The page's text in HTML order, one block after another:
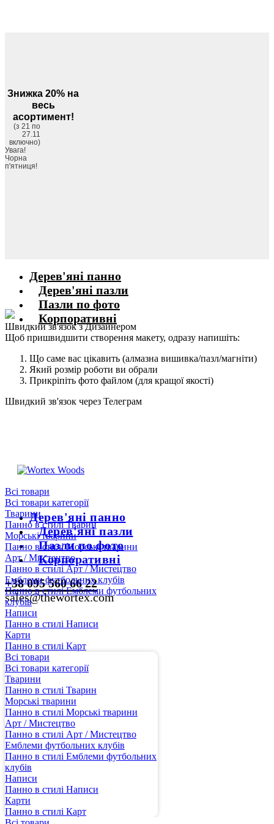
Знижка 20% на
весь
асортимент!
(з 21 по
27.11
включно)
Увага!
Чорна
п'ятниця!
Дерев'яні панно
Дерев'яні пазли
Пазли по фото
Корпоративні
Швидкий зв'язок з Дизайнером
Щоб пришвидшити створення макету, одразу напишіть:
Що саме вас цікавить (алмазна вишивка/пазл/магніти)
Який розмір роботи ви обрали
Прикріпіть фото файлом (для кращої якості)
Швидкий зв'язок через Телеграм
Дерев'яні панно
Дерев'яні пазли
Пазли по фото
Корпоративні
+38 095 560 66 22
sales@thewortex.com
Всі товари
Всі товари категорії
Тварини
Панно в стилі Тварин
Морські тварини
Панно в стилі Морські тварини
Арт / Мистецтво
Панно в стилі Арт / Мистецтво
Емблеми футбольних клубів
Панно в стилі Емблеми футбольних
клубів
Написи
Панно в стилі Написи
Карти
Панно в стилі Карт
Всі товари
Всі товари категорії
Тварини
Панно в стилі Тварин
Морські тварини
Панно в стилі Морські тварини
Арт / Мистецтво
Панно в стилі Арт / Мистецтво
Емблеми футбольних клубів
Панно в стилі Емблеми футбольних
клубів
Написи
Панно в стилі Написи
Карти
Панно в стилі Карт